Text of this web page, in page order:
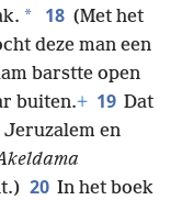
* 18 (Met het
deze man een
barstte open
buiten.+ 19 Dat
en
20 In het boek